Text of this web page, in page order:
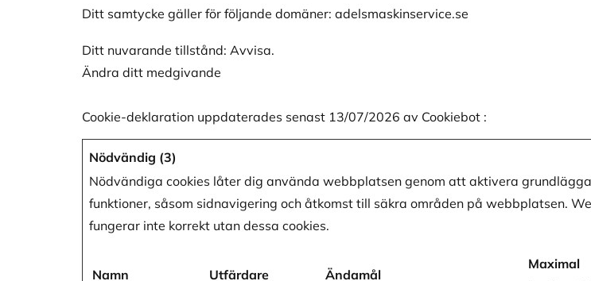
Ditt samtycke gäller för följande domäner: adelsmaskinservice.se
Ditt nuvarande tillstånd: Avvisa.
Ändra ditt medgivande
Cookie-deklaration uppdaterades senast 13/07/2026 av Cookiebot :
Nödvändig (3)
Nödvändiga cookies låter dig använda webbplatsen genom att aktivera
funktioner, såsom sidnavigering och åtkomst till säkra områden på webbplatsen.
fungerar inte korrekt utan dessa cookies.
Namn Utfärdare Ändamål
Maximal